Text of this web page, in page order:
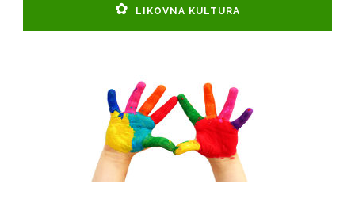
LIKOVNA KULTURA